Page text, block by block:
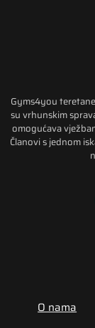
Gyms4you
su vrhunskim
omogućava
Članovi s jednom
O nama